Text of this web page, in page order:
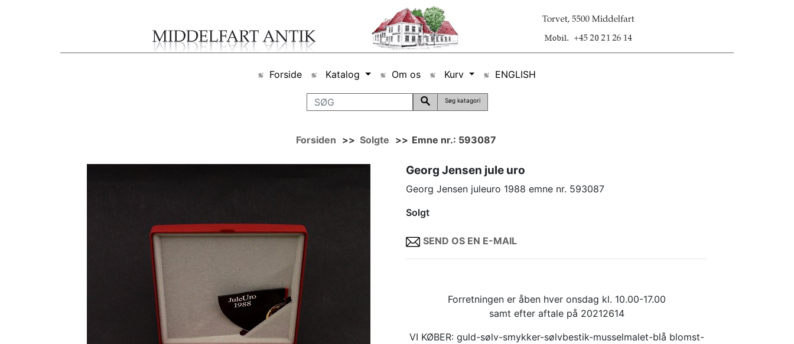
Forside Katalog Om os Kurv ENGLISH
Søg katagori
Forsiden >> Solgte >> Emne nr.: 593087
Georg Jensen jule uro
Georg Jensen juleuro 1988 emne nr. 593087
Solgt
SEND OS EN E-MAIL
Forretningen er åben hver onsdag kl. 10.00-17.00
samt efter aftale på 20212614
VI KØBER: guld-sølv-smykker-sølvbestik-musselmalet-blå blomst-